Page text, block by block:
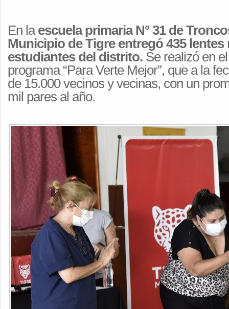
En laescuela primaria N° 31 de
Municipio de Tigre entregó 435 lentes
estudiantes del distrito. Se realizó en
programa “Para Verte Mejor”, que a la
de 15.000 vecinos y vecinas, con un
mil pares al año.